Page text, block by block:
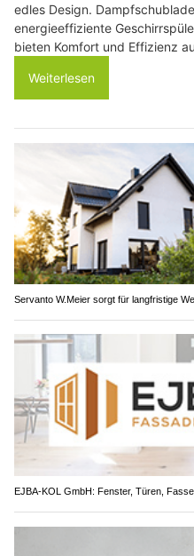
edles Design.
energieeffiziente
bieten Komfort und Effizienz
Weiterlesen
Servanto W.Meier sorgt für langfristige
EJBA-KOL GmbH: Fenster, Türen,